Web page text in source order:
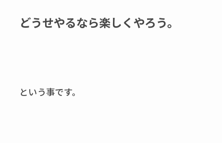
どうせやるなら楽しくやろう。
という事です。